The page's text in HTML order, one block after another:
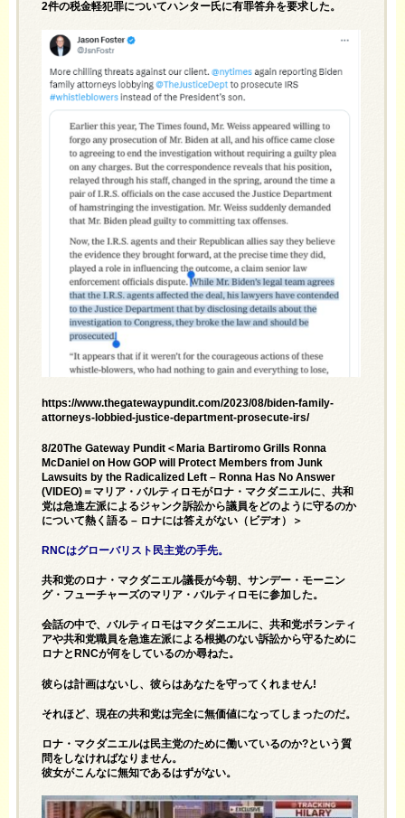
2件の税金軽犯罪についてハンター氏に有罪答弁を要求した。
https://www.thegatewaypundit.com/2023/08/biden-family-
attorneys-lobbied-justice-department-prosecute-irs/
8/20The Gateway Pundit＜Maria Bartiromo Grills Ronna
McDaniel on How GOP will Protect Members from Junk
Lawsuits by the Radicalized Left – Ronna Has No Answer
(VIDEO)＝マリア・バルティロモがロナ・マクダニエルに、共和
党は急進左派によるジャンク訴訟から議員をどのように守るのか
について熱く語る – ロナには答えがない（ビデオ）＞
RNCはグローバリスト民主党の手先。
共和党のロナ・マクダニエル議長が今朝、サンデー・モーニン
グ・フューチャーズのマリア・バルティロモに参加した。
会話の中で、バルティロモはマクダニエルに、共和党ボランティ
アや共和党職員を急進左派による根拠のない訴訟から守るために
ロナとRNCが何をしているのか尋ねた。
彼らは計画はないし、彼らはあなたを守ってくれません!
それほど、現在の共和党は完全に無価値になってしまったのだ。
ロナ・マクダニエルは民主党のために働いているのか?という質
問をしなければなりません。
彼女がこんなに無知であるはずがない。